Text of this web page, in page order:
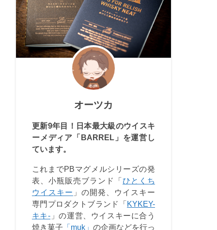
オーツカ
更新9年目！日本最大級のウイスキ
ーメディア「BARREL」を運営し
ています。
これまでPBマグメルシリーズの発
表、小瓶販売ブランド「ひとくち
ウイスキー 」の開発、ウイスキー
専門プロダクトブランド「KYKEY-
キキ- 」の運営、ウイスキーに合う
焼き菓子 「muk」 の企画などを行っ